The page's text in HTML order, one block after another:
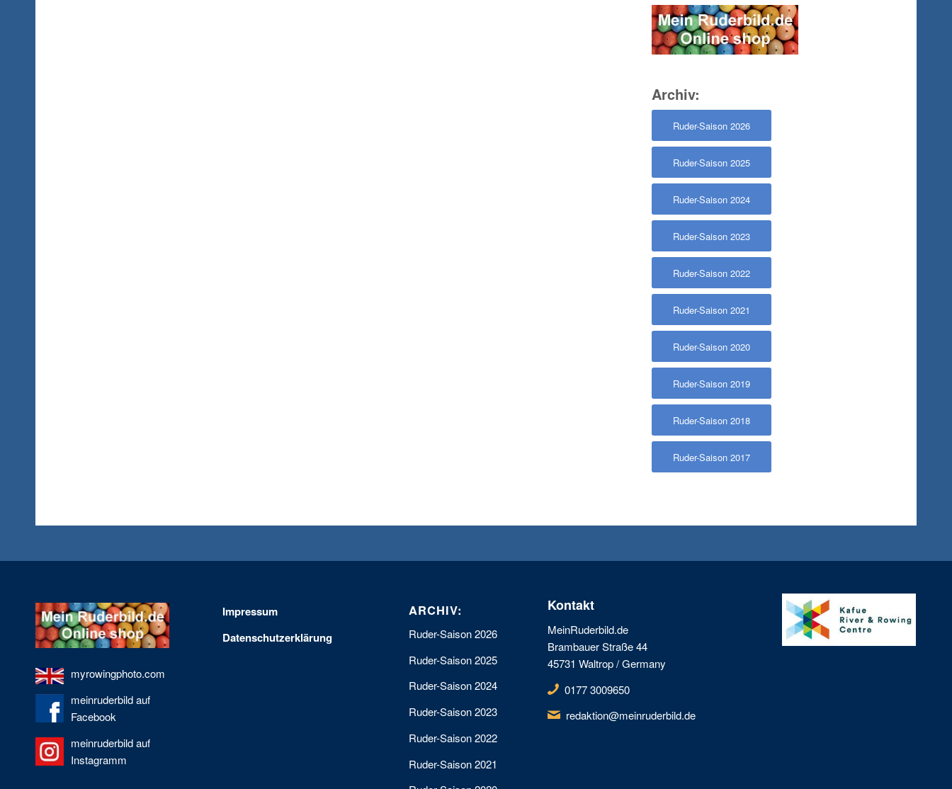
Archiv:
Ruder-Saison 2026
Ruder-Saison 2025
Ruder-Saison 2024
Ruder-Saison 2023
Ruder-Saison 2022
Ruder-Saison 2021
Ruder-Saison 2020
Ruder-Saison 2019
Ruder-Saison 2018
Ruder-Saison 2017
myrowingphoto.com
meinruderbild auf
Facebook
meinruderbild auf
Instagramm
Impressum
Datenschutzerklärung
ARCHIV:
Ruder-Saison 2026
Ruder-Saison 2025
Ruder-Saison 2024
Ruder-Saison 2023
Ruder-Saison 2022
Ruder-Saison 2021
Kontakt
MeinRuderbild.de
Brambauer Straße 44
45731 Waltrop / Germany
0177 3009650
redaktion@meinruderbild.de